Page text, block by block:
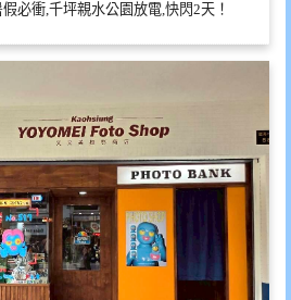
必衝,千坪親水公園放電,快閃2天！